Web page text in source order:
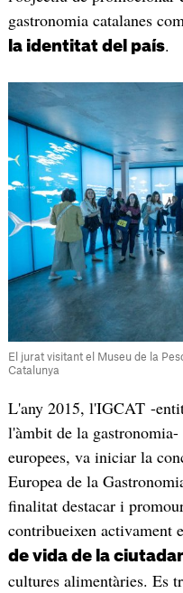
gastronomia catalanes
la identitat del país.
El jurat visitant el Museu de la
Catalunya
L'any 2015, l'IGCAT -
l'àmbit de la
europees, va iniciar la
Europea de la
finalitat destacar i
contribueixen activament
de vida de la
cultures alimentàries. Es